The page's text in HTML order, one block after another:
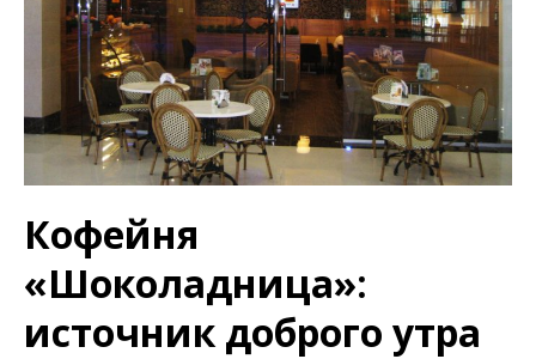
Кофейня
«Шоколадница»:
источник доброго утра